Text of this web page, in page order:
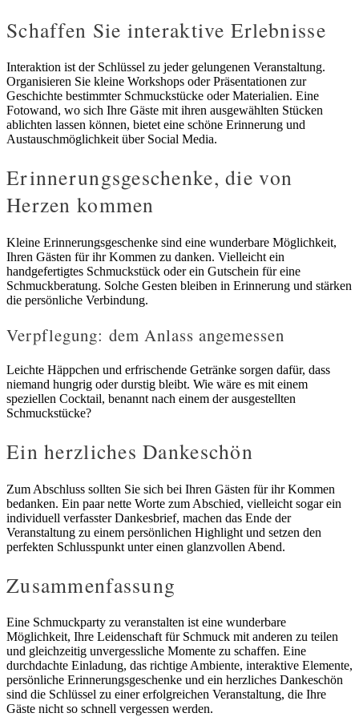
Schaffen Sie interaktive Erlebnisse
Interaktion ist der Schlüssel zu jeder gelungenen Veranstaltung.
Organisieren Sie kleine Workshops oder Präsentationen zur
Geschichte bestimmter Schmuckstücke oder Materialien. Eine
Fotowand, wo sich Ihre Gäste mit ihren ausgewählten Stücken
ablichten lassen können, bietet eine schöne Erinnerung und
Austauschmöglichkeit über Social Media.
Erinnerungsgeschenke, die von
Herzen kommen
Kleine Erinnerungsgeschenke sind eine wunderbare Möglichkeit,
Ihren Gästen für ihr Kommen zu danken. Vielleicht ein
handgefertigtes Schmuckstück oder ein Gutschein für eine
Schmuckberatung. Solche Gesten bleiben in Erinnerung und stärken
die persönliche Verbindung.
Verpflegung: dem Anlass angemessen
Leichte Häppchen und erfrischende Getränke sorgen dafür, dass
niemand hungrig oder durstig bleibt. Wie wäre es mit einem
speziellen Cocktail, benannt nach einem der ausgestellten
Schmuckstücke?
Ein herzliches Dankeschön
Zum Abschluss sollten Sie sich bei Ihren Gästen für ihr Kommen
bedanken. Ein paar nette Worte zum Abschied, vielleicht sogar ein
individuell verfasster Dankesbrief, machen das Ende der
Veranstaltung zu einem persönlichen Highlight und setzen den
perfekten Schlusspunkt unter einen glanzvollen Abend.
Zusammenfassung
Eine Schmuckparty zu veranstalten ist eine wunderbare
Möglichkeit, Ihre Leidenschaft für Schmuck mit anderen zu teilen
und gleichzeitig unvergessliche Momente zu schaffen. Eine
durchdachte Einladung, das richtige Ambiente, interaktive Elemente,
persönliche Erinnerungsgeschenke und ein herzliches Dankeschön
sind die Schlüssel zu einer erfolgreichen Veranstaltung, die Ihre
Gäste nicht so schnell vergessen werden.